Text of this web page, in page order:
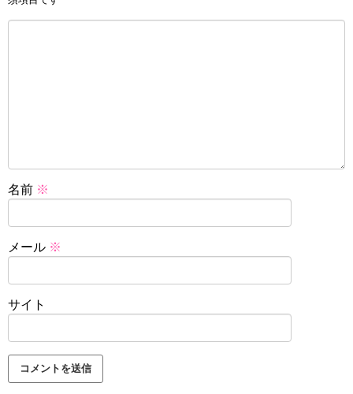
名前 ※
メール ※
サイト